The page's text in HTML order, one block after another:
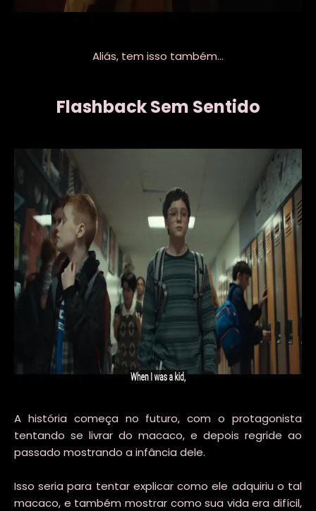
Aliás, tem isso também...
Flashback Sem Sentido
A história começa no futuro, com o protagonista
tentando se livrar do macaco, e depois regride ao
passado mostrando a infância dele.
Isso seria para tentar explicar como ele adquiriu o tal
macaco, e também mostrar como sua vida era difícil,